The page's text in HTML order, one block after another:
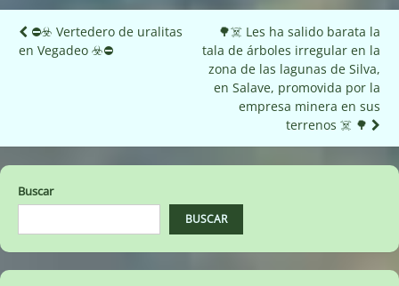
Navegación
de
⛔️☣️ Vertedero de uralitas
en Vegadeo ☣️⛔️
🌳☠️ Les ha salido barata la
tala de árboles irregular en la
zona de las lagunas de Silva,
en Salave, promovida por la
empresa minera en sus
terrenos ☠️ 🌳
Buscar
BUSCAR